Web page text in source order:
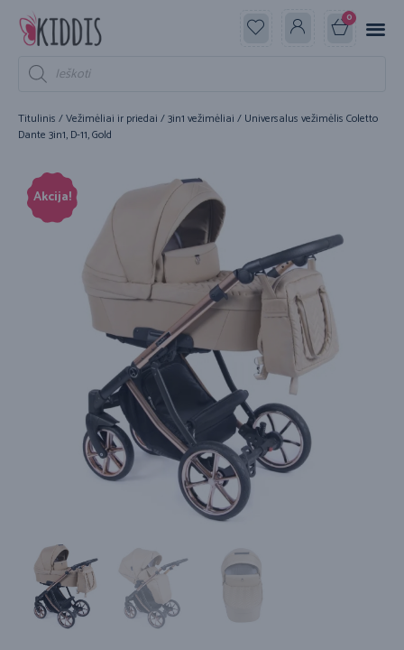
0
Titulinis /Vežimėliai ir priedai /3in1 vežimėliai / Universalus vežimėlis Coletto
Dante 3in1, D-11, Gold
Akcija!